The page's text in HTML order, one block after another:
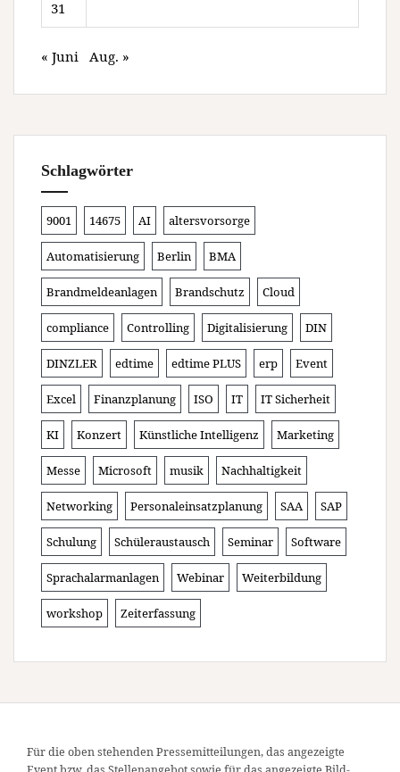
31
« Juni Aug. »
Schlagwörter
9001 14675 AI altersvorsorge
Automatisierung Berlin BMA
Brandmeldeanlagen Brandschutz Cloud
compliance Controlling Digitalisierung DIN
DINZLER edtime edtime PLUS erp Event
Excel Finanzplanung ISO IT IT Sicherheit
KI Konzert Künstliche Intelligenz Marketing
Messe Microsoft musik Nachhaltigkeit
Networking Personaleinsatzplanung SAA SAP
Schulung Schüleraustausch Seminar Software
Sprachalarmanlagen Webinar Weiterbildung
workshop Zeiterfassung
Für die oben stehenden Pressemitteilungen, das angezeigte